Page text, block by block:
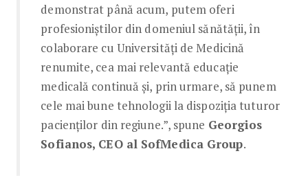
demonstrat până acum, putem oferi
profesioniștilor din domeniul sănătății, în
colaborare cu Universități de Medicină
renumite, cea mai relevantă educație
medicală continuă și, prin urmare, să punem
cele mai bune tehnologii la dispoziția tuturor
pacienților din regiune.”, spune Georgios
Sofianos, CEO al SofMedica Group.